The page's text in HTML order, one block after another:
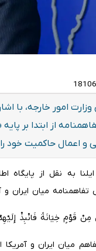
امور خارجه، با
از ابتدا بر
و اعمال حاکمیت خود
به نقل از پایگاه
تفاهمنامه میان ایران
مِنْ قَوْمٍ خِیَانَةً فَانْبِذْ إِلَیْهِمْ
میان ایران و